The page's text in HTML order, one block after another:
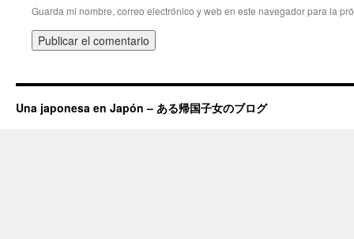
Guarda mi nombre, correo electrónico y web en este navegador para la
Una japonesa en Japón – ある帰国子女のブログ